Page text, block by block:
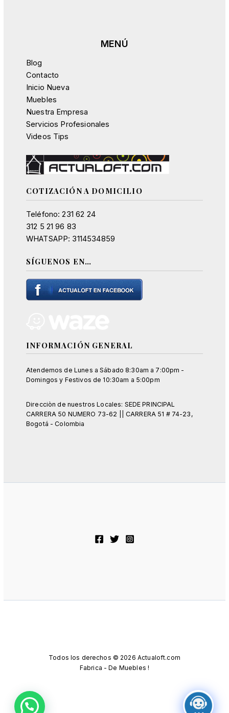
Blog
Contacto
Inicio Nueva
Muebles
Nuestra Empresa
Servicios Profesionales
Videos Tips
COTIZACIÓN A DOMICILIO
Teléfono: 231 62 24
312 5 21 96 83
WHATSAPP: 3114534859
SÍGUENOS EN…
INFORMACIÓN GENERAL
Atendemos de Lunes a Sábado 8:30am a 7:00pm -
Domingos y Festivos de 10:30am a 5:00pm
Direcciòn de nuestros Locales: SEDE PRINCIPAL
CARRERA 50 NUMERO 73-62 || CARRERA 51 # 74-23,
Bogotá - Colombia
Todos los derechos © 2026 Actualoft.com
Fabrica - De Muebles !